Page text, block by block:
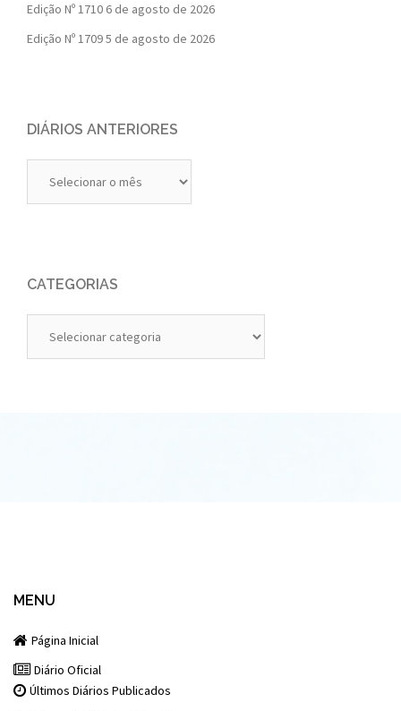
Edição Nº 1710 6 de agosto de 2026
Edição Nº 17095 de agosto de 2026
DIÁRIOS ANTERIORES
Anteriores
CATEGORIAS
MENU
Página Inicial
Diário Oficial
Últimos Diários Publicados